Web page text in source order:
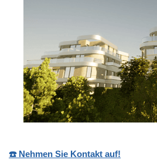
☎️ Nehmen Sie Kontakt auf!